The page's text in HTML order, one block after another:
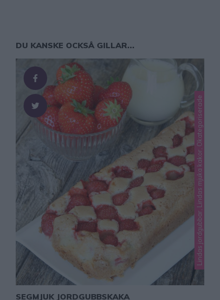
DU KANSKE OCKSÅ GILLAR...
Lindas jordgubbar, Lindas mjuka kakor, Okategoriserade
SEGMJUK JORDGUBBSKAKA